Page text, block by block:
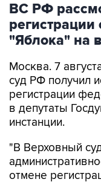
ВС РФ
регистрации
"Яблока" на
Москва. 7
суд РФ получил
регистрации
в депутаты
инстанции.
"В Верховный
отмене